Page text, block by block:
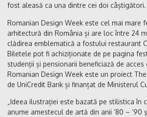
fost aleasă ca una dintre cei doi câștigători.
Romanian Design Week este cel mai mare
arhitectură din România și are loc între 24
clădirea emblematică a fostului restaurant
Biletele pot fi achiziționate de pe pagina
studenții și pensionarii beneficiază de
Romanian Design Week este un proiect
de UniCredit Bank și finanțat de Ministerul
„Ideea ilustrației este bazată pe stilistica în
anume amestecul de artă din anii ’80 – ’90